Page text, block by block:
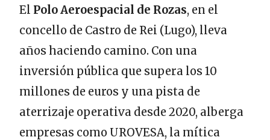
El Polo Aeroespacial de Rozas, en el
concello de Castro de Rei (Lugo), lleva
años haciendo camino. Con una
inversión pública que supera los 10
millones de euros y una pista de
aterrizaje operativa desde 2020, alberga
empresas como UROVESA, la mítica